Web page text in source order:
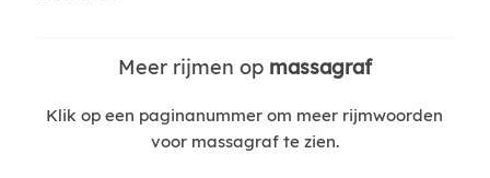
Meer rijmen op massagraf
Klik op een paginanummer om meer rijmwoorden
voor massagraf te zien.